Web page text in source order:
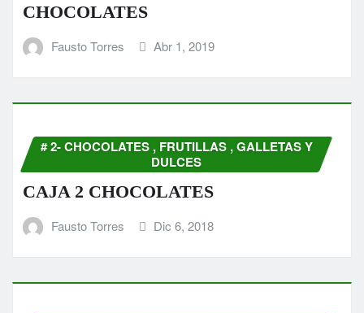
CHOCOLATES
Fausto Torres Abr 1, 2019
# 2- CHOCOLATES , FRUTILLAS , GALLETAS Y
DULCES
CAJA 2 CHOCOLATES
Fausto Torres Dic 6, 2018